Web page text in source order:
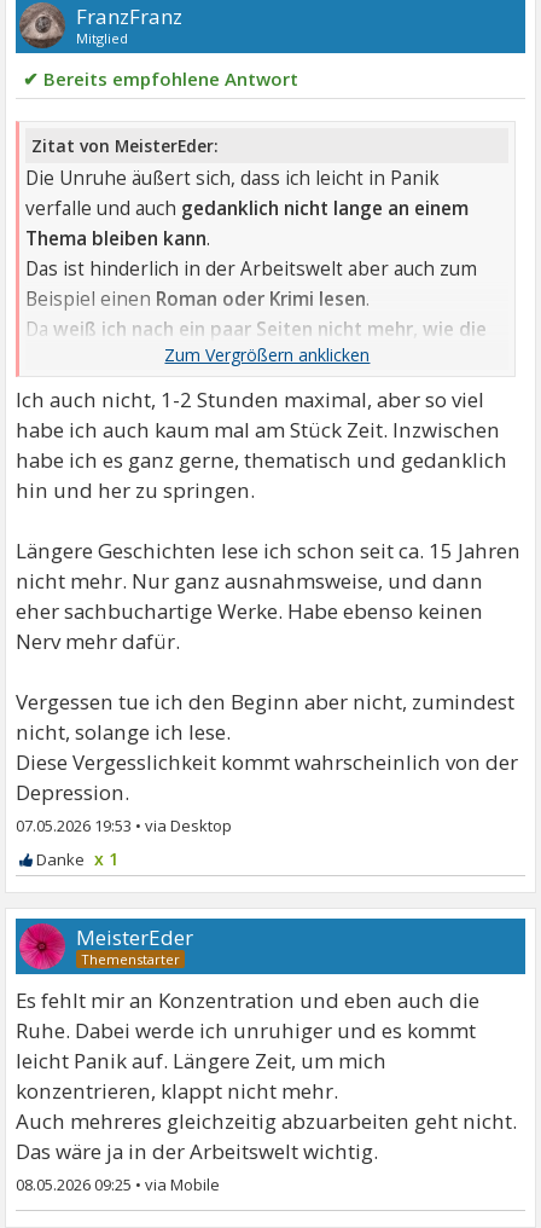
FranzFranz
Mitglied
✔ Bereits empfohlene Antwort
Zitat von MeisterEder:
Die Unruhe äußert sich, dass ich leicht in Panik
verfalle und auch gedanklich nicht lange an einem
Thema bleiben kann.
Das ist hinderlich in der Arbeitswelt aber auch zum
Beispiel einen Roman oder Krimi lesen.
Daweiß ich nach ein paar Seiten nicht mehr, wie die
Geschichte begann.
Zeitschriften oder Zeitungen mit kurzen Artikel sind
hingegen kein Problem.
Ich auch nicht, 1-2 Stunden maximal, aber so viel
habe ich auch kaum mal am Stück Zeit. Inzwischen
habe ich es ganz gerne, thematisch und gedanklich
hin und her zu springen.
Längere Geschichten lese ich schon seit ca. 15 Jahren
nicht mehr. Nur ganz ausnahmsweise, und dann
eher sachbuchartige Werke. Habe ebenso keinen
Nerv mehr dafür.
Vergessen tue ich den Beginn aber nicht, zumindest
nicht, solange ich lese.
Diese Vergesslichkeit kommt wahrscheinlich von der
Depression.
07.05.2026 19:53 •
x 1
MeisterEder
Es fehlt mir an Konzentration und eben auch die
Ruhe. Dabei werde ich unruhiger und es kommt
leicht Panik auf. Längere Zeit, um mich
konzentrieren, klappt nicht mehr.
Auch mehreres gleichzeitig abzuarbeiten geht nicht.
Das wäre ja in der Arbeitswelt wichtig.
08.05.2026 09:25 •